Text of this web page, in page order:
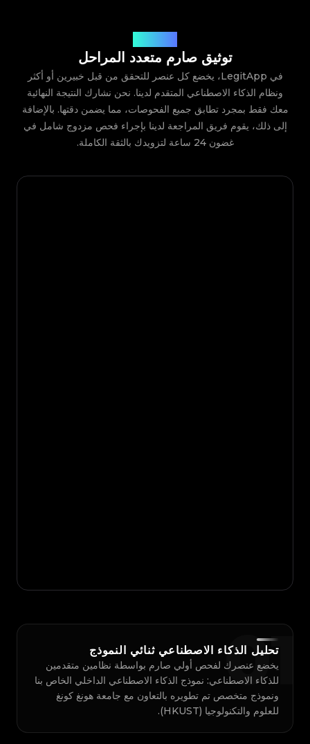
توثيق صارم متعدد المراحل
في LegitApp، يخضع كل عنصر للتحقق من قبل خبيرين أو أكثر
ونظام الذكاء الاصطناعي المتقدم لدينا. نحن نشارك النتيجة النهائية
معك فقط بمجرد تطابق جميع الفحوصات، مما يضمن دقتها. بالإضافة
إلى ذلك، يقوم فريق المراجعة لدينا بإجراء فحص مزدوج شامل في
غضون 24 ساعة لتزويدك بالثقة الكاملة.
01تحليل الذكاء الاصطناعي ثنائي النموذج
يخضع عنصرك لفحص أولي صارم بواسطة نظامين متقدمين
للذكاء الاصطناعي: نموذج الذكاء الاصطناعي الداخلي الخاص بنا
ونموذج متخصص تم تطويره بالتعاون مع جامعة هونغ كونغ
للعلوم والتكنولوجيا (HKUST).